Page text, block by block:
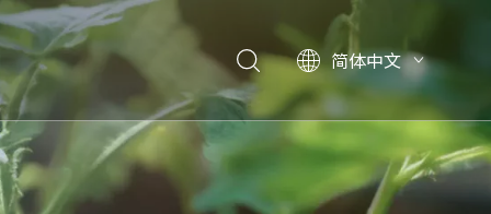
简体中文
English